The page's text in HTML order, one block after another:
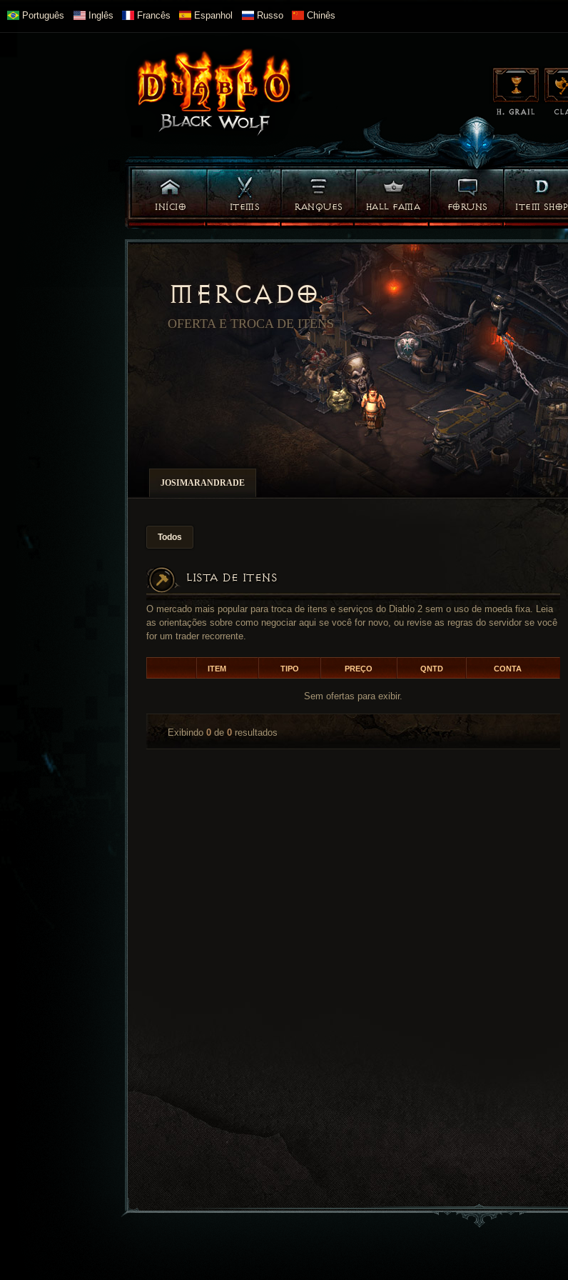
Português Inglês Francês Espanhol Russo Chinês
INÍCIO ITEMS RANQUES HALL FAMA FÓRUNS ITEM SHOP
MERCADO
OFERTA E TROCA DE ITENS
JOSIMARANDRADE
Todos
LISTA DE ITENS
O mercado mais popular para troca de itens e serviços do Diablo 2 sem o uso de moeda fixa. Leia
as orientações sobre como negociar aqui se você for novo, ou revise as regras do servidor se você
for um trader recorrente.
ITEM TIPO PREÇO QNTD CONTA
Sem ofertas para exibir.
Exibindo 0 de 0 resultados